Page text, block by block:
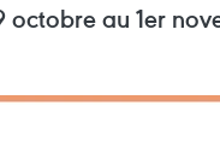
octobre au 1er